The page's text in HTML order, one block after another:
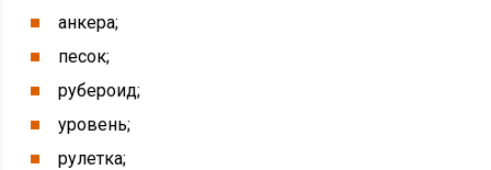
анкера;
песок;
рубероид;
уровень;
рулетка;